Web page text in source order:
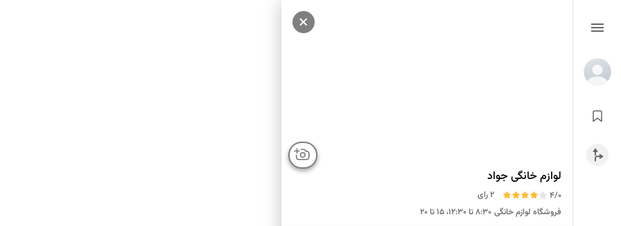
لوازم خانگی جواد
4/0
2 رای
فروشگاه لوازم خانگی ۸:۳۰ تا ۱۲:۳۰، ۱۵ تا ۲۰